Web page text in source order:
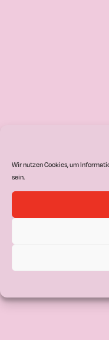
Wir nutzen Cookies, um
sein.